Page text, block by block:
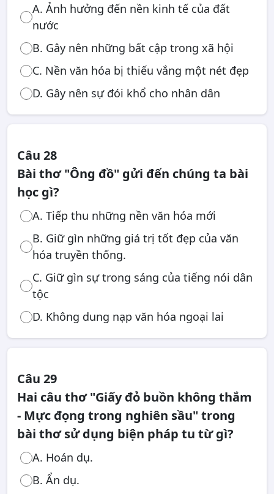
A. Ảnh hưởng đến nền kinh tế của đất
nước
B. Gây nên những bất cập trong xã hội
C. Nền văn hóa bị thiếu vắng một nét đẹp
D. Gây nên sự đói khổ cho nhân dân
Câu 28
Bài thơ "Ông đồ" gửi đến chúng ta bài
học gì?
A. Tiếp thu những nền văn hóa mới
B. Giữ gìn những giá trị tốt đẹp của văn
hóa truyền thống.
C. Giữ gìn sự trong sáng của tiếng nói dân
tộc
D. Không dung nạp văn hóa ngoại lai
Câu 29
Hai câu thơ "Giấy đỏ buồn không thắm
- Mực đọng trong nghiên sầu" trong
bài thơ sử dụng biện pháp tu từ gì?
A. Hoán dụ.
B. Ẩn dụ.